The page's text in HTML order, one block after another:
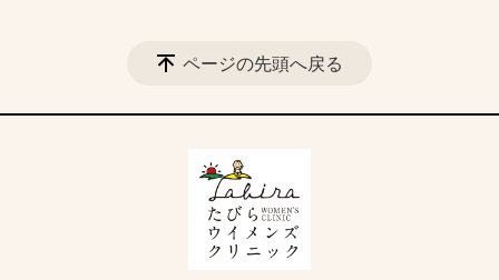
ページの先頭へ戻る